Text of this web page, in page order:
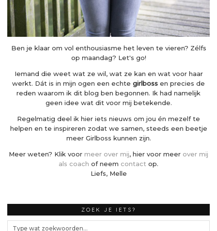
Ben je klaar om vol enthousiasme het leven te vieren? Zélfs
op maandag? Let's go!
Iemand die weet wat ze wil, wat ze kan en wat voor haar
werkt. Dát is in mijn ogen een echte girlboss en precies de
reden waarom ik dit blog ben begonnen. Ik had namelijk
geen idee wat dit voor mij betekende.
Regelmatig deel ik hier iets nieuws om jou én mezelf te
helpen en te inspireren zodat we samen, steeds een beetje
meer Girlboss kunnen zijn.
Meer weten? Klik voor meer over mij, hier voor meer over mij
als coach of neem contact op.
Liefs, Melle
ZOEK JE IETS?